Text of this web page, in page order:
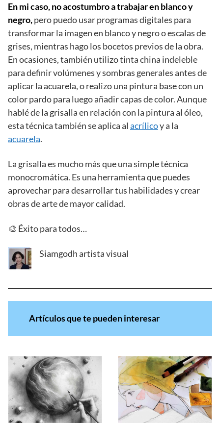
En mi caso, no acostumbro a trabajar en blanco y
negro,pero puedo usar programas digitales para
transformar la imagen en blanco y negro o escalas de
grises, mientras hago los bocetos previos de la obra.
En ocasiones, también utilizo tinta china indeleble
para definir volúmenes y sombras generales antes de
aplicar la acuarela, o realizo una pintura base con un
color pardo para luego añadir capas de color. Aunque
hablé de la grisalla en relación con la pintura al óleo,
esta técnica también se aplica al acrílicoy a la
acuarela.
La grisalla es mucho más que una simple técnica
monocromática. Es una herramienta que puedes
aprovechar para desarrollar tus habilidades y crear
obras de arte de mayor calidad.
🎨 Éxito para todos…
Siamgodh artista visual
Artículos que te pueden interesar